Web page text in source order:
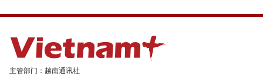
主管部门：越南通讯社